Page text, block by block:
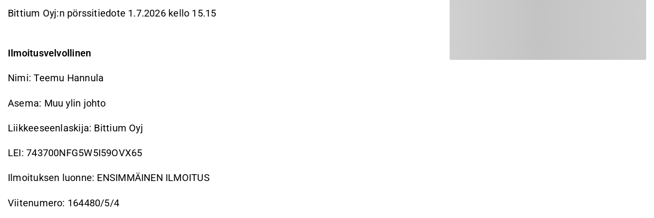
Bittium Oyj:n pörssitiedote 1.7.2026 kello 15.15
Ilmoitusvelvollinen
Nimi: Teemu Hannula
Asema: Muu ylin johto
Liikkeeseenlaskija: Bittium Oyj
LEI: 743700NFG5W5I59OVX65
Ilmoituksen luonne: ENSIMMÄINEN ILMOITUS
Viitenumero: 164480/5/4